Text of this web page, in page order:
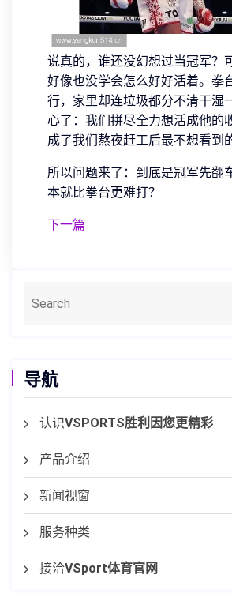
说真的，谁还没幻想过当冠军？
好像也没学会怎么好好活着。拳
行，家里却连垃圾都分不清干湿
心了：我们拼尽全力想活成他的
成了我们熬夜赶工后最不想看到
所以问题来了：到底是冠军先翻
本就比拳台更难打？
下一篇
导航
认识VSPORTS胜利因您更精彩
产品介绍
新闻视窗
服务种类
接洽VSport体育官网